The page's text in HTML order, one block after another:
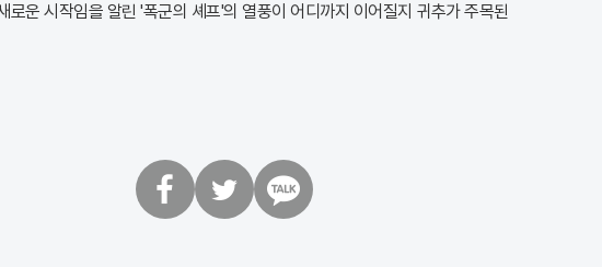
로운 시작임을 알린 '폭군의 셰프'의 열풍이 어디까지 이어질지 귀추가 주목된